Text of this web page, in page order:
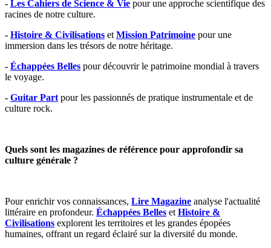
- Les Cahiers de Science & Vie pour une approche scientifique des
racines de notre culture.
- Histoire & Civilisations et Mission Patrimoine pour une
immersion dans les trésors de notre héritage.
- Échappées Belles pour découvrir le patrimoine mondial à travers
le voyage.
- Guitar Part pour les passionnés de pratique instrumentale et de
culture rock.
Quels sont les magazines de référence pour approfondir sa
culture générale ?
Pour enrichir vos connaissances, Lire Magazine analyse l'actualité
littéraire en profondeur. Échappées Belles et Histoire &
Civilisations explorent les territoires et les grandes épopées
humaines, offrant un regard éclairé sur la diversité du monde.